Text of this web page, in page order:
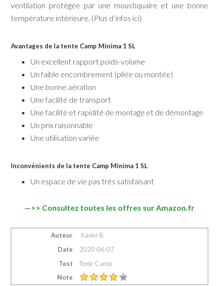
ventilation protégée par une moustiquaire et une bonne
température intérieure. (Plus d’infos ici)
Avantages de la tente Camp Minima 1 SL
Un excellent rapport poids-volume
Un faible encombrement (pliée ou montée)
Une bonne aération
Une facilité de transport
Une facilité et rapidité de montage et de démontage
Un prix raisonnable
Une utilisation variée
Inconvénients de la tente Camp Minima 1 SL
Un espace de vie pas très satisfaisant
—>> Consultez toutes les offres sur Amazon.fr
Auteur
Xavier B.
Date
2020-06-07
Test
Tente Camp
Note